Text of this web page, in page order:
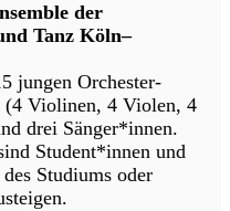
der
Tanz Köln–
jungen Orchester-
(4 Violinen, 4 Violen, 4
drei Sänger*innen.
Student*innen und
Studiums oder